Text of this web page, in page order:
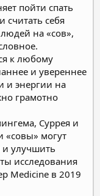
пойти спать
себя
на «сов»,
к любому
и увереннее
и энергии на
грамотно
Суррея и
«совы» могут
и улучшить
исследования
Medicine в 2019